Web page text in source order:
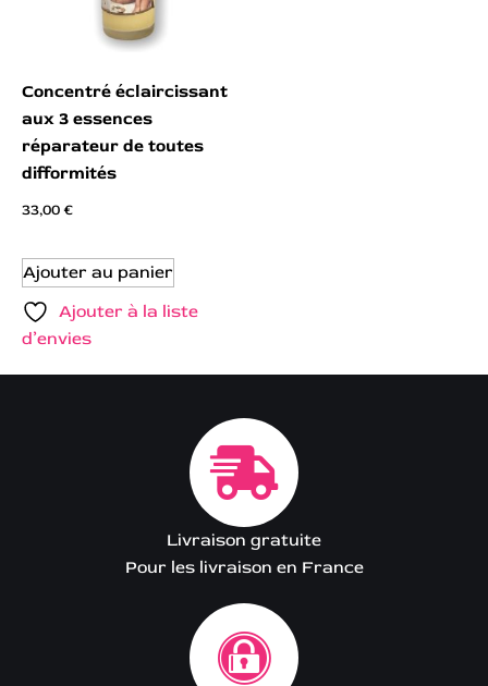
Concentré éclaircissant
aux 3 essences
réparateur de toutes
difformités
33,00€
Ajouter au panier
Ajouter à la liste
d’envies
Livraison gratuite
Pour les livraison en France